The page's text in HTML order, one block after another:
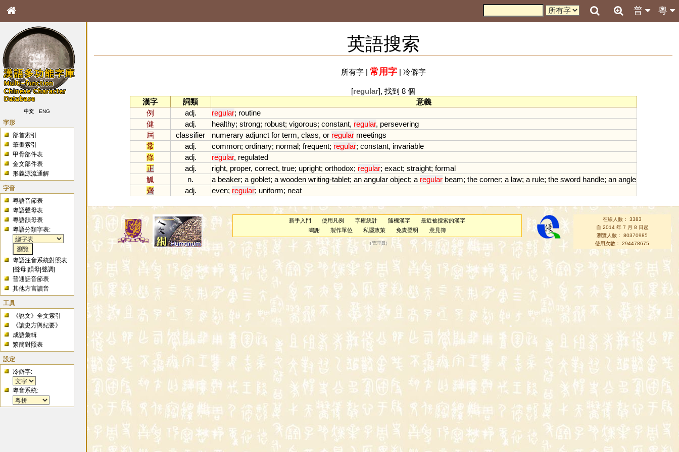
粵
普
中文 ENG
字形
部首索引
筆畫索引
甲骨部件表
金文部件表
形義源流通解
字音
粵語音節表
粵語聲母表
粵語韻母表
粵語分類字表:
粵語注音系統對照表
[聲母 |韻母 |聲調]
普通話音節表
其他方言讀音
工具
《說文》全文索引
《讀史方輿紀要》
成語彙輯
繁簡對照表
設定
冷僻字:
粵音系統:
英語搜索
所有字| 常用字| 冷僻字
[regular], 找到 8 個
漢字
詞類
意義
例
adj. regular; routine
健
adj. healthy; strong; robust; vigorous; constant, regular, persevering
屆
classifier numerary adjunct for term, class, or regular meetings
常
adj. common; ordinary; normal; frequent; regular; constant, invariable
條
adj. regular, regulated
正
adj. right, proper, correct, true; upright; orthodox; regular; exact; straight; formal
觚
n. a beaker; a goblet; a wooden writing-tablet; an angular object; a regular beam; the corner; a law; a rule; the sword handle; an angle
齊
adj. even; regular; uniform; neat
新手入門 使用凡例 字庫統計 隨機漢字
最近被搜索的漢字
鳴謝
製作單位 私隱政策 免責聲明 意見簿
（管理員）
在線人數： 3383
自 2014 年 7 月 8 日起
瀏覽人數： 80370985
使用次數： 294478675